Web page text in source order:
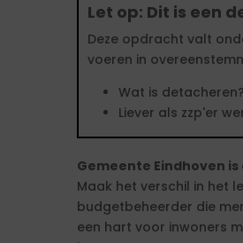
Let op: Dit is een
Deze opdracht valt
voeren in
Wat is detacheren?
Liever als zzp'er
Gemeente Eindhoven
Maak het verschil in het
budgetbeheerder die
een hart voor inwoners